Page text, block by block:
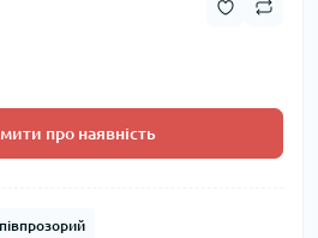
про наявність